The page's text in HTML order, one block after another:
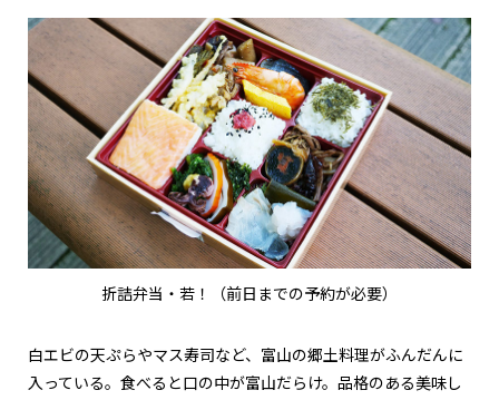
折詰弁当・若！（前日までの予約が必要）
白エビの天ぷらやマス寿司など、富山の郷土料理がふんだんに
入っている。食べると口の中が富山だらけ。品格のある美味し